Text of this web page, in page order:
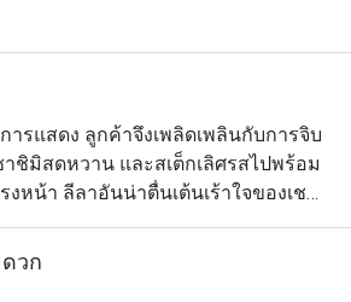
รแสดง ลูกค้าจึงเพลิดเพลินกับการจิบ
ชิมิสดหวาน และสเต็กเลิศรสไปพร้อม
หน้า ลีลาอันน่าตื่นเต้นเร้าใจของเชฟ
ะโต๊ะแบบส่วนตัวนอกจากเรียกเสียง
ยเพิ่มรสชาติให้กับมื้ออาหารญี่ปุ่นได้
วก